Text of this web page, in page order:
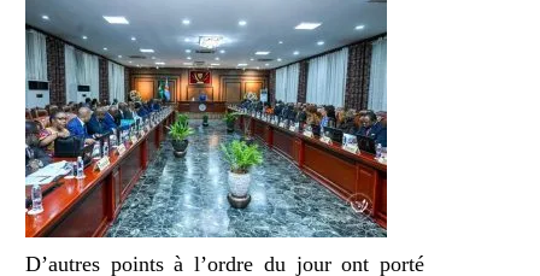
D’autres points à l’ordre du jour ont porté